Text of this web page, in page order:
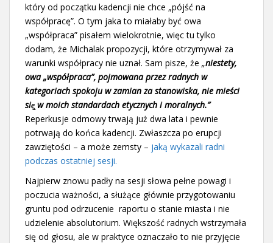
który od początku kadencji nie chce „pójść na
współpracę”. O tym jaka to miałaby być owa
„współpraca” pisałem wielokrotnie, więc tu tylko
dodam, że Michalak propozycji, które otrzymywał za
warunki współpracy nie uznał. Sam pisze, że „niestety,
owa „współpraca”, pojmowana przez radnych w
kategoriach spokoju w zamian za stanowiska, nie mieści
się̨ w moich standardach etycznych i moralnych.”
Reperkusje odmowy trwają już dwa lata i pewnie
potrwają do końca kadencji. Zwłaszcza po erupcji
zawziętości – a może zemsty – jaką wykazali radni
podczas ostatniej sesji.
Najpierw znowu padły na sesji słowa pełne powagi i
poczucia ważności, a służące głównie przygotowaniu
gruntu pod odrzucenie raportu o stanie miasta i nie
udzielenie absolutorium. Większość radnych wstrzymała
się od głosu, ale w praktyce oznaczało to nie przyjęcie